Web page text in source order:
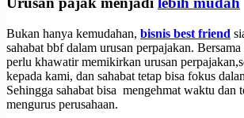
Bukan hanya kemudahan, bisnis best friend
sahabat bbf dalam urusan perpajakan.
perlu khawatir memikirkan urusan
kepada kami, dan sahabat tetap bisa fokus
Sehingga sahabat bisa mengehmat waktu dan
mengurus perusahaan.